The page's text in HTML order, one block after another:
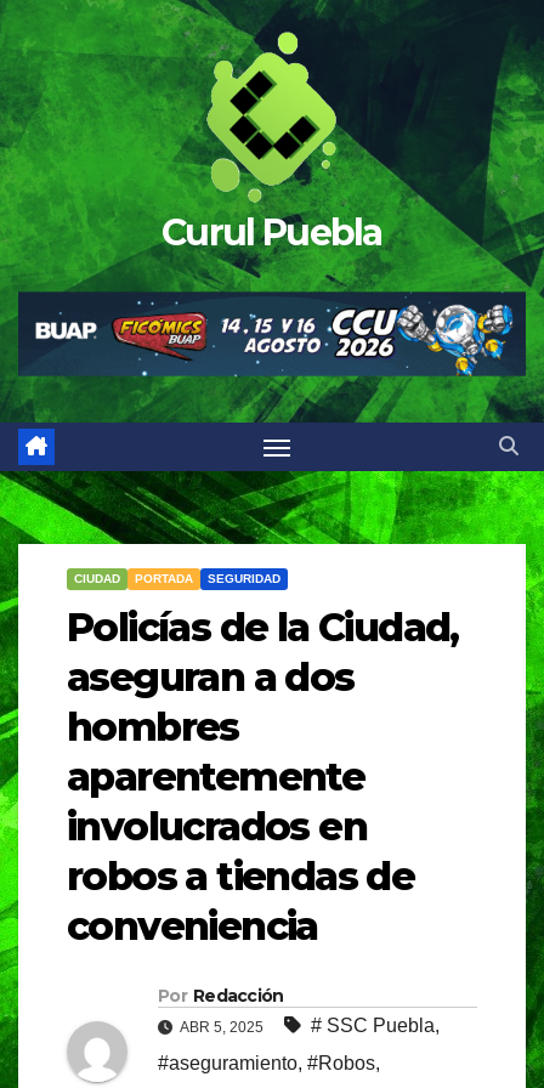
Saltar
al
contenido
Curul Puebla
CIUDAD PORTADA SEGURIDAD
Policías de la Ciudad,
aseguran a dos
hombres
aparentemente
involucrados en
robos a tiendas de
conveniencia
Por Redacción
ABR 5, 2025 # SSC Puebla,
#aseguramiento, #Robos,